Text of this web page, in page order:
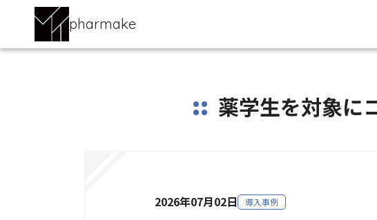
pharmake
薬学生を対象に
2026年07月02日 導入事例